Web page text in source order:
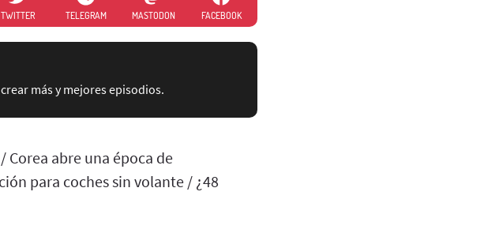
TWITTER TELEGRAM MASTODON FACEBOOK
más y mejores episodios.
abre una época de
para coches sin volante / ¿48